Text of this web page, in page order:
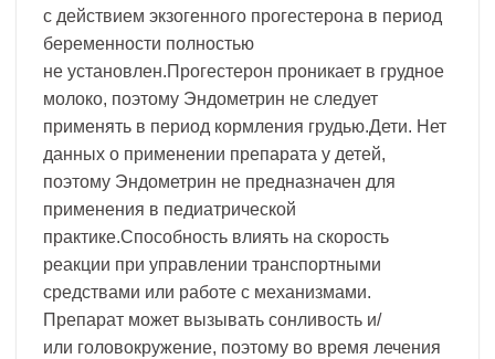
с действием экзогенного прогестерона в период
беременности полностью
не установлен.Прогестерон проникает в грудное
молоко, поэтому Эндометрин не следует
применять в период кормления грудью.Дети. Нет
данных о применении препарата у детей,
поэтому Эндометрин не предназначен для
применения в педиатрической
практике.Способность влиять на скорость
реакции при управлении транспортными
средствами или работе с механизмами.
Препарат может вызывать сонливость и/
или головокружение, поэтому во время лечения